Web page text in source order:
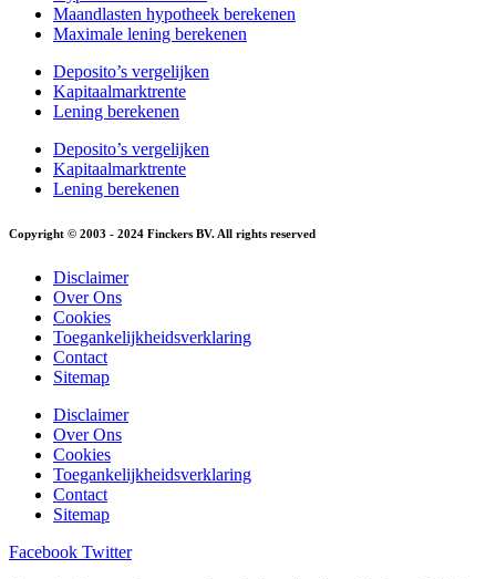
Maandlasten hypotheek berekenen
Maximale lening berekenen
Deposito’s vergelijken
Kapitaalmarktrente
Lening berekenen
Deposito’s vergelijken
Kapitaalmarktrente
Lening berekenen
Copyright © 2003 - 2024 Finckers BV. All rights reserved
Disclaimer
Over Ons
Cookies
Toegankelijkheidsverklaring
Contact
Sitemap
Disclaimer
Over Ons
Cookies
Toegankelijkheidsverklaring
Contact
Sitemap
Facebook Twitter